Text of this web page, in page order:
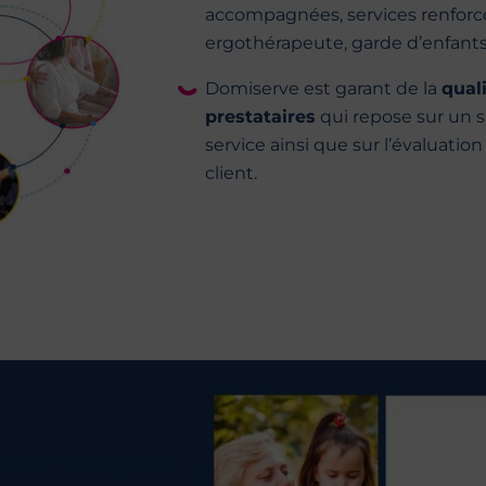
accompagnées, services
ergothérapeute, garde
Domiserve est garant de la
prestataires qui repose sur un
service ainsi que sur
client.